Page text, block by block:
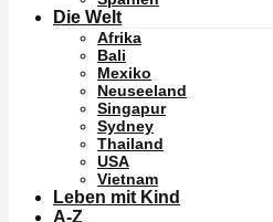
Die Welt
Afrika
Bali
Mexiko
Neuseeland
Singapur
Sydney
Thailand
USA
Vietnam
Leben mit Kind
A-Z